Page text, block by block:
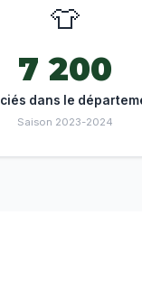
👕
7 200
dans le
Saison 2023-2024